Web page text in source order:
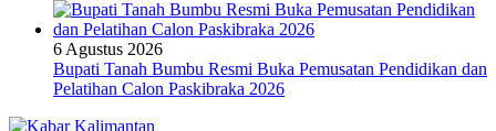
6 Agustus 2026
Bupati Tanah Bumbu Resmi Buka Pemusatan Pendidikan dan
Pelatihan Calon Paskibraka 2026